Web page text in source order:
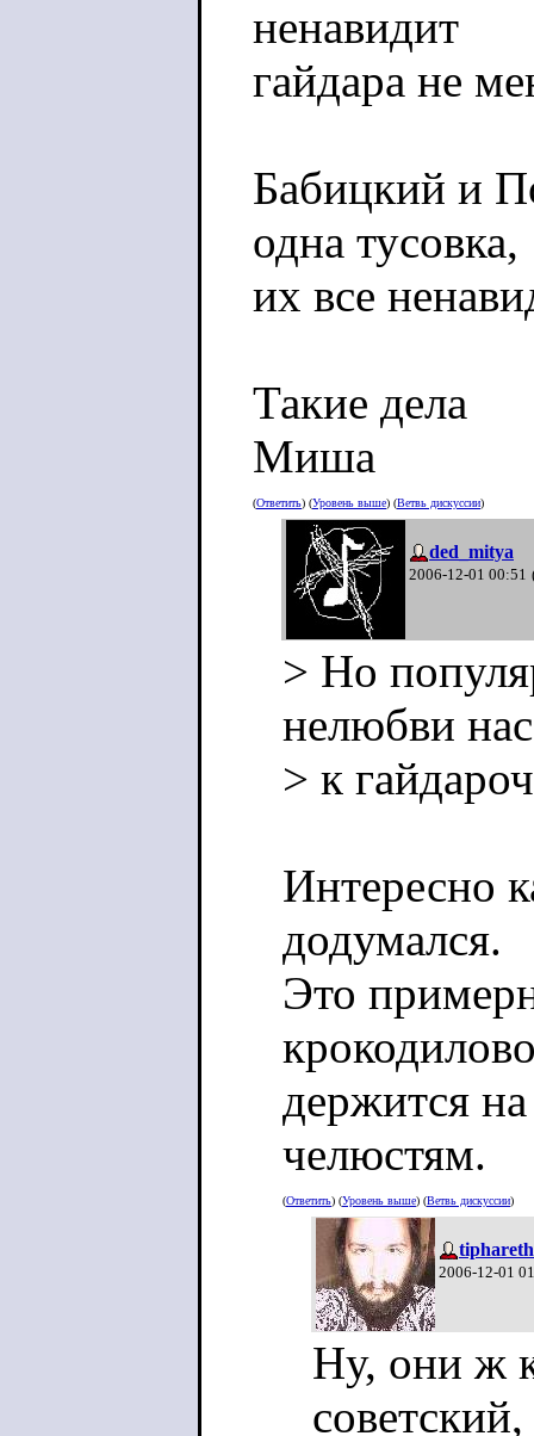
ненавидит
гайдара не
Бабицкий и
одна тусовка,
их все
Такие дела
Миша
(Ответить) (Уровень выше) (Ветвь дискуссии)
ded_mitya
2006-12-01 00:51
> Но
нелюбви
> к
Интересно
додумался.
Это
держится
челюстям.
(Ответить) (Уровень выше) (Ветвь дискуссии)
tiphareth
2006-12-01
Ну, они ж